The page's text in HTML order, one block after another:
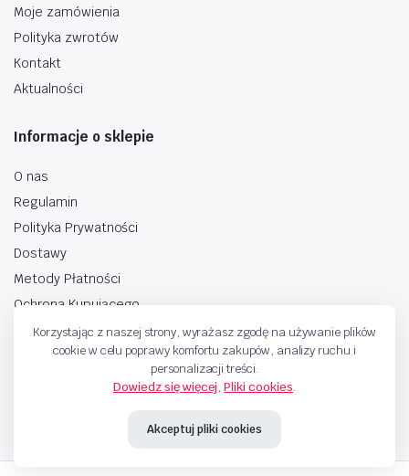
Moje zamówienia
Polityka zwrotów
Kontakt
Aktualności
Informacje o sklepie
O nas
Regulamin
Polityka Prywatności
Dostawy
Metody Płatności
Ochrona Kupującego
Korzystając z naszej strony, wyrażasz zgodę na używanie plików
cookie w celu poprawy komfortu zakupów, analizy ruchu i
personalizacji treści.
Dowiedz się więcej,Pliki cookies.
Akceptuj pliki cookies